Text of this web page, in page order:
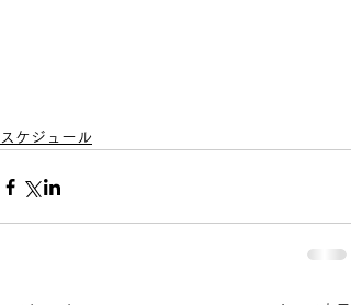
スケジュール